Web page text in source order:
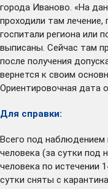
города Иваново. «На
проходили там лечение,
госпитали региона или
выписаны. Сейчас там
после получения
вернется к своим
Ориентировочная дата
Для справки:
Всего под наблюдением
человека (за сутки под
человека по истечении
сутки сняты с